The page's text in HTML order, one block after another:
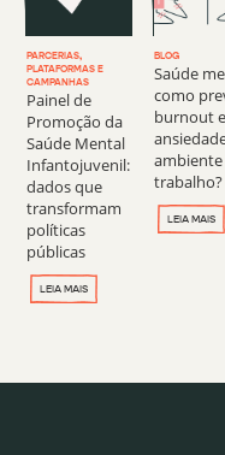
PARCERIAS,
PLATAFORMAS E
CAMPANHAS
Painel de
Promoção da
Saúde Mental
Infantojuvenil:
dados que
transformam
políticas
públicas
LEIA MAIS
BLOG
Saúde
como
burnout e
trabalho?
LEIA MAIS